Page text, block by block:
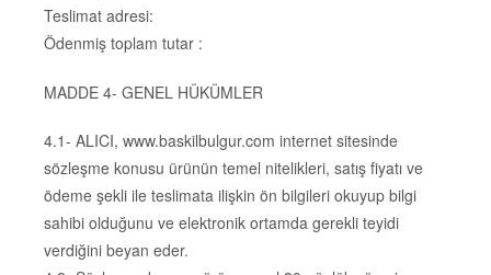
Teslimat adresi:
Ödenmiş toplam tutar :
MADDE 4- GENEL HÜKÜMLER
4.1- ALICI, www.baskilbulgur.com internet sitesinde
sözleşme konusu ürünün temel nitelikleri, satış fiyatı ve
ödeme şekli ile teslimata ilişkin ön bilgileri okuyup bilgi
sahibi olduğunu ve elektronik ortamda gerekli teyidi
verdiğini beyan eder.